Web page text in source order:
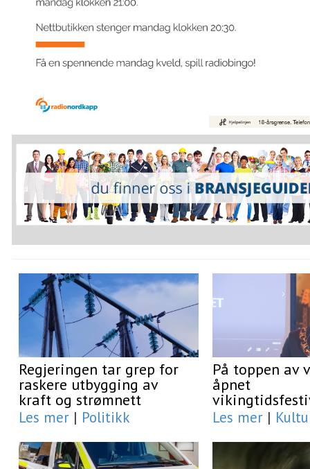
Regjeringen tar grep for
raskere utbygging av
kraft og strømnett
Les mer | Politikk
På toppen av
åpnet
Les mer |